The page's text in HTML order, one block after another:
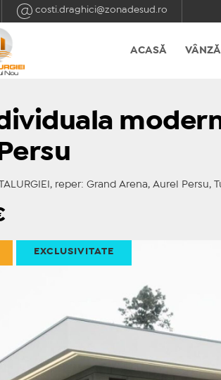
costi.draghici@zonadesud.ro
ACASĂ
reper: Grand Arena, Aurel Persu,
EXCLUSIVITATE